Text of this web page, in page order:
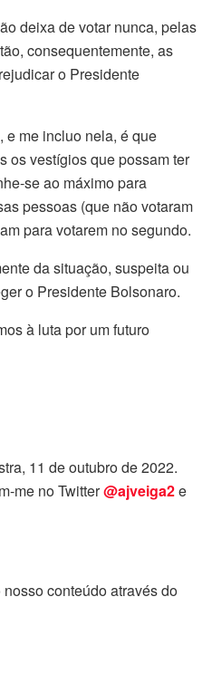
deixa de votar nunca, pelas
consequentemente, as
o Presidente
e me incluo nela, é que
os vestígios que possam ter
se ao máximo para
pessoas (que não votaram
para votarem no segundo.
da situação, suspeita ou
o Presidente Bolsonaro.
à luta por um futuro
11 de outubro de 2022.
me no Twitter@ajveiga2e
conteúdo através do